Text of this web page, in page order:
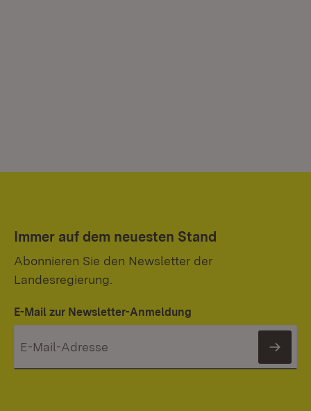
Immer auf dem neuesten Stand
Abonnieren Sie den Newsletter der
Landesregierung.
E-Mail zur Newsletter-Anmeldung